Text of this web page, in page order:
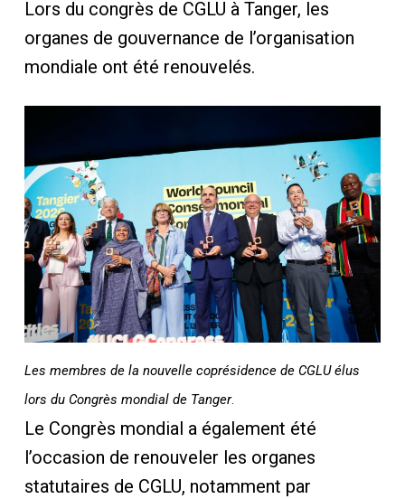
Lors du congrès de CGLU à Tanger, les
organes de gouvernance de l’organisation
mondiale ont été renouvelés.
Les membres de la nouvelle coprésidence de CGLU élus
lors du Congrès mondial de Tanger.
Le Congrès mondial a également été
l’occasion de renouveler les organes
statutaires de CGLU, notamment par